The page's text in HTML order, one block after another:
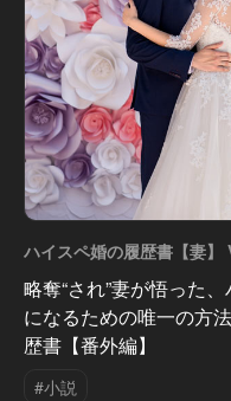
ハイスペ婚の履歴書【妻】
略奪“され”妻が悟った
になるための唯一の方
歴書【番外編】
#小説